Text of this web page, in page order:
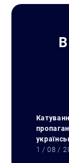
1 / 08 /